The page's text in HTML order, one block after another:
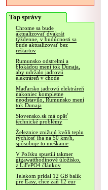
Top správy
Chrome sa bude
aktualizovať dvakrát
týždenne, v budúcnosti sa
bude aktualizovať bez
reštartov
Rumunsko odstrelmi a
blokádou mení tok Dunaja,
aby udržalo jadrovú
elektráreň v chode
Maďarsko jadrovú elektráreň
nakoniec kompletne
neodstavilo, Rumunsko mení
tok Dunaja
Slovensko.sk má opäť
technické problémy
Železnice znižujú kvôli teplu
rýchlosť iba na 50 km/h,
spôsobuje to meškanie
V Poľsku spustili takmer
gigawatthodinové úložisko,
z LiFePO4 článkov
Telekom pridal 12 GB balík
pre Easy, chce zaň 12 eur